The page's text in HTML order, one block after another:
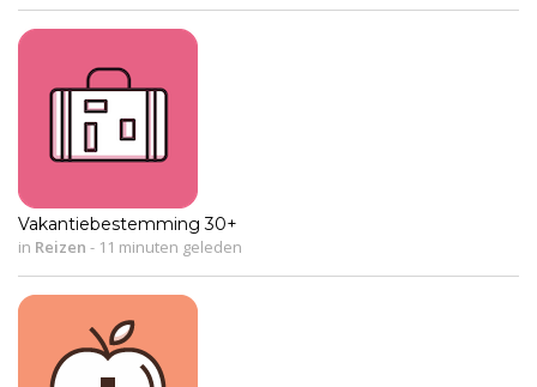
Vakantiebestemming 30+
in Reizen - 11 minuten geleden